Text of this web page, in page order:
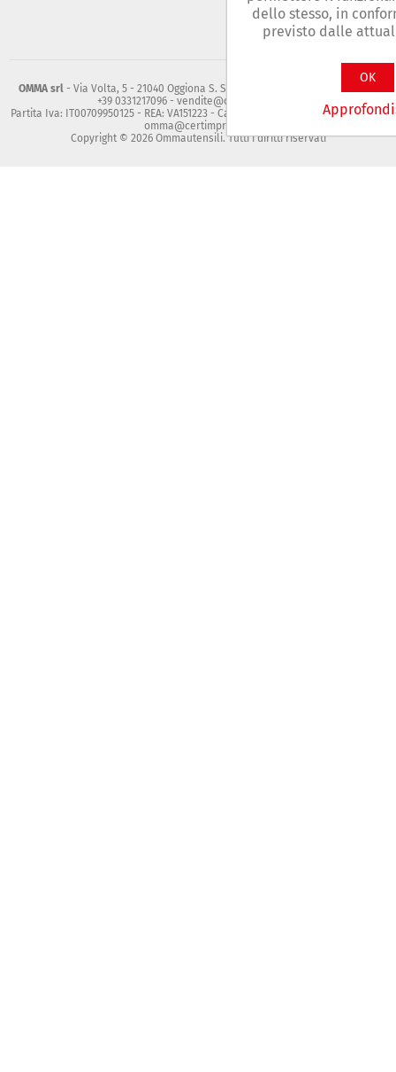
OMMA srl - Via Volta, 5 - 21040 Oggiona S. Stefano (Va) - Tel. +39 0331217472
+39 0331217096 - vendite@ommautensili.it
Partita Iva: IT00709950125 - REA: VA151223 - Capitale sociale: 91.800 E I.V. - PEC:
omma@certimprese.it
Copyright © 2026 Ommautensili. Tutti i diritti riservati
dello stesso, in
previsto dalle
OK